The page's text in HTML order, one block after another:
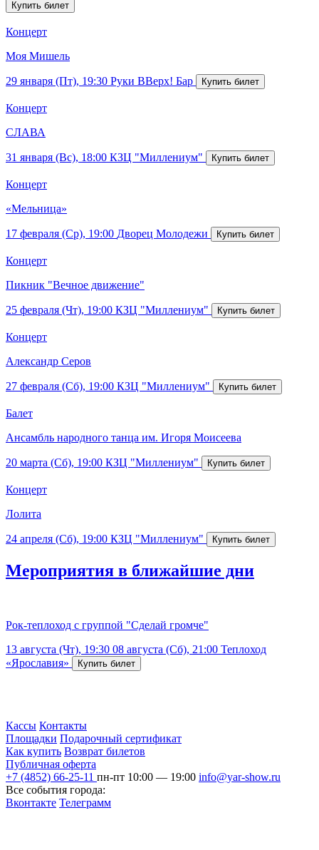
Концерт
Моя Мишель
29 января (Пт), 19:30 Руки ВВерх! Бар
Концерт
СЛАВА
31 января (Вс), 18:00 КЗЦ "Миллениум"
Концерт
«Мельница»
17 февраля (Ср), 19:00 Дворец Молодежи
Концерт
Пикник "Вечное движение"
25 февраля (Чт), 19:00 КЗЦ "Миллениум"
Концерт
Александр Серов
27 февраля (Сб), 19:00 КЗЦ "Миллениум"
Балет
Ансамбль народного танца им. Игоря Моисеева
20 марта (Сб), 19:00 КЗЦ "Миллениум"
Концерт
Лолита
24 апреля (Сб), 19:00 КЗЦ "Миллениум"
Мероприятия в ближайшие дни
Рок-теплоход с группой "Сделай громче"
13 августа (Чт), 19:30 08 августа (Сб), 21:00 Теплоход
«Ярославия»
Кассы Контакты
Площадки Подарочный сертификат
Как купить Возврат билетов
Публичная оферта
+7 (4852) 66-25-11 пн-пт 10:00 — 19:00 info@yar-show.ru
Все события города:
Вконтакте Телеграмм